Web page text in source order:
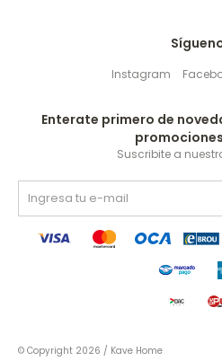
Instagram
Enterate primero de
Suscribite a
© Copyright 2026 / Kave Home